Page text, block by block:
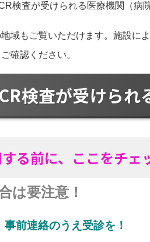
検査が受けられる医療機関（病
域もご覧いただけます。施設に
確認ください。
検査が受けられ
る前に、ここをチェ
は要注意！
前連絡のうえ受診を！